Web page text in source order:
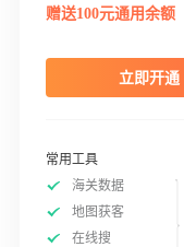
赠送100元通用余额
立即开通
常用工具
海关数据
地图获客
在线搜